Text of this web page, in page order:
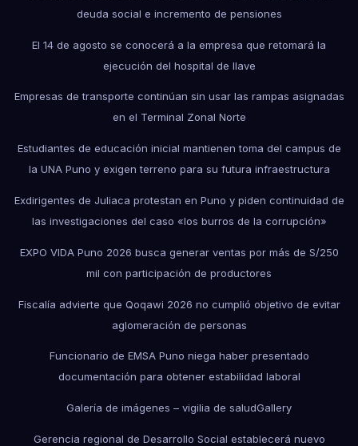
deuda social e incremento de pensiones
El 14 de agosto se conocerá a la empresa que retomará la
ejecución del hospital de Ilave
Empresas de transporte continúan sin usar las rampas asignadas
en el Terminal Zonal Norte
Estudiantes de educación inicial mantienen toma del campus de
la UNA Puno y exigen terreno para su futura infraestructura
Exdirigentes de Juliaca protestan en Puno y piden continuidad de
las investigaciones del caso «los burros de la corrupción»
EXPO VIDA Puno 2026 busca generar ventas por más de S/250
mil con participación de productores
Fiscalía advierte que Qoqawi 2026 no cumplió objetivo de evitar
aglomeración de personas
Funcionario de EMSA Puno niega haber presentado
documentación para obtener estabilidad laboral
Galería de imágenes – vigilia de saludGallery
Gerencia regional de Desarrollo Social establecerá nuevo